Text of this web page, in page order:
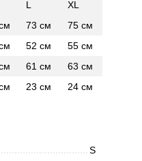
L
XL
73 см
75 см
52 см
55 см
61 см
63 см
23 см 24 см
S